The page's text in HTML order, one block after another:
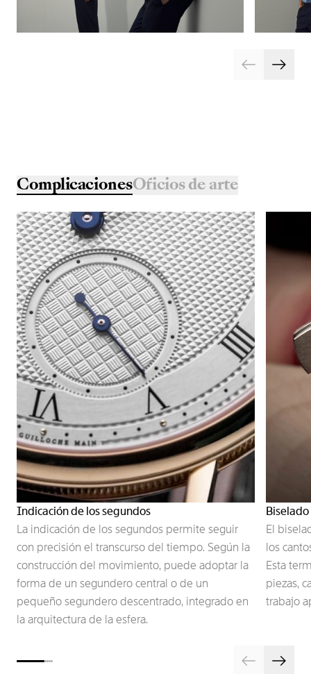
ComplicacionesOficios de arte
Indicación de los segundos
La indicación de los segundos permite seguir
con precisión el transcurso del tiempo. Según la
construcción del movimiento, puede adoptar la
forma de un segundero central o de un
pequeño segundero descentrado, integrado en
la arquitectura de la esfera.
Biselado
El
los
Esta
piezas,
trabajo